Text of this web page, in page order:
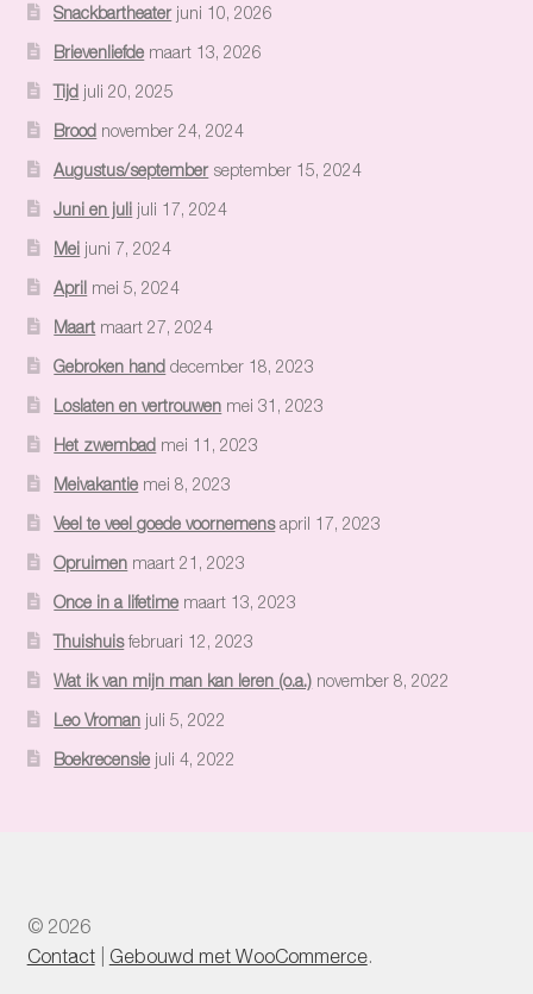
Snackbartheater juni 10, 2026
Brievenliefde maart 13, 2026
Tijd juli 20, 2025
Brood november 24, 2024
Augustus/september september 15, 2024
Juni en juli juli 17, 2024
Mei juni 7, 2024
April mei 5, 2024
Maart maart 27, 2024
Gebroken hand december 18, 2023
Loslaten en vertrouwen mei 31, 2023
Het zwembad mei 11, 2023
Meivakantie mei 8, 2023
Veel te veel goede voornemens april 17, 2023
Opruimen maart 21, 2023
Once in a lifetime maart 13, 2023
Thuishuis februari 12, 2023
Wat ik van mijn man kan leren (o.a.) november 8, 2022
Leo Vroman juli 5, 2022
Boekrecensie juli 4, 2022
© 2026
Contact
Gebouwd met WooCommerce.